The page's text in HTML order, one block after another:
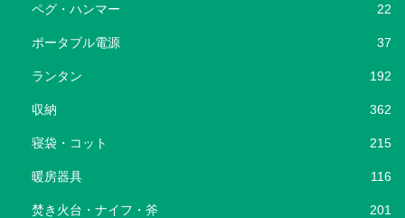
ペグ・ハンマー 22
ポータブル電源 37
ランタン 192
収納 362
寝袋・コット 215
暖房器具 116
焚き火台・ナイフ・斧 201